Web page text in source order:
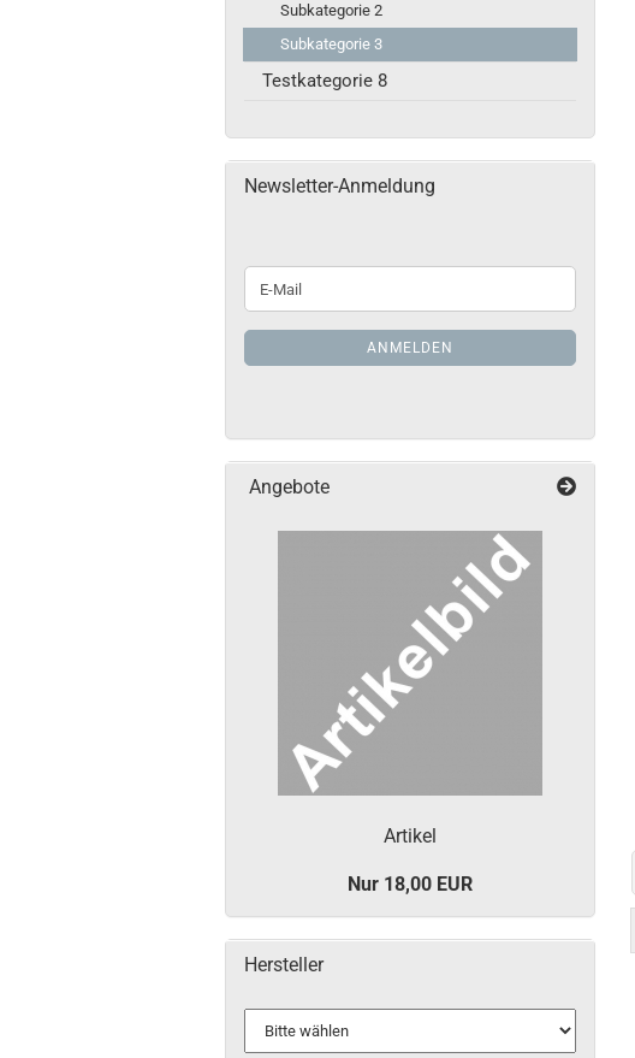
Subkategorie 2
Subkategorie 3
Testkategorie 8
Newsletter-Anmeldung
WEITER
ZUR
ANMELDUNG
E-
Mail
ANMELDEN
Angebote
Ar­ti­kel
Nur 18,00 EUR
Hersteller